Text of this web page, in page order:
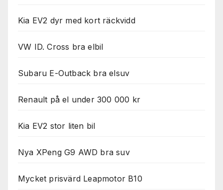
Kia EV2 dyr med kort räckvidd
VW ID. Cross bra elbil
Subaru E-Outback bra elsuv
Renault på el under 300 000 kr
Kia EV2 stor liten bil
Nya XPeng G9 AWD bra suv
Mycket prisvärd Leapmotor B10